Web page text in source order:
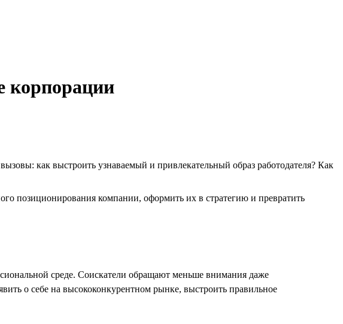
корпорации
как выстроить узнаваемый и привлекательный образ работодателя? Как
позиционирования компании, оформить их в стратегию и превратить
среде. Соискатели обращают меньше внимания даже
о себе на высококонкурентном рынке, выстроить правильное